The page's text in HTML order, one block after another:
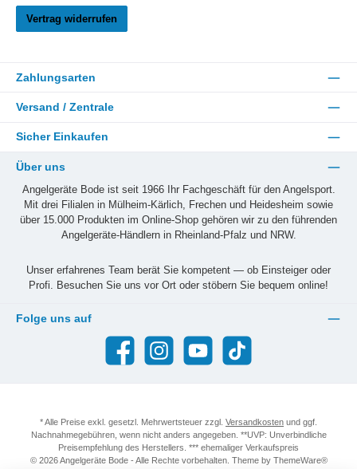
Vertrag widerrufen
Zahlungsarten
Versand / Zentrale
Sicher Einkaufen
Über uns
Angelgeräte Bode ist seit 1966 Ihr Fachgeschäft für den Angelsport.
Mit drei Filialen in Mülheim-Kärlich, Frechen und Heidesheim sowie
über 15.000 Produkten im Online-Shop gehören wir zu den führenden
Angelgeräte-Händlern in Rheinland-Pfalz und NRW.
Unser erfahrenes Team berät Sie kompetent — ob Einsteiger oder
Profi. Besuchen Sie uns vor Ort oder stöbern Sie bequem online!
Folge uns auf
Facebook Instagram YouTube TikTok
* Alle Preise exkl. gesetzl. Mehrwertsteuer zzgl. Versandkosten und ggf.
Nachnahmegebühren, wenn nicht anders angegeben. **UVP: Unverbindliche
Preisempfehlung des Herstellers. *** ehemaliger Verkaufspreis
© 2026 Angelgeräte Bode - Alle Rechte vorbehalten. Theme by ThemeWare®